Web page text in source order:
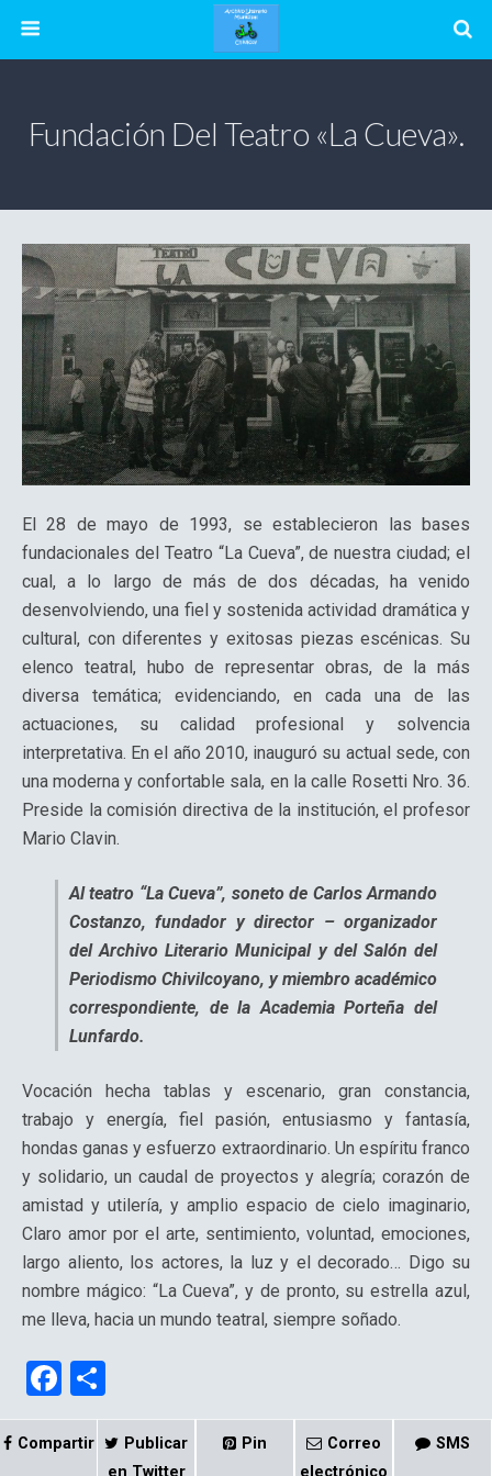
Fundación Del Teatro «La Cueva».
El 28 de mayo de 1993, se establecieron las bases
fundacionales del Teatro “La Cueva”, de nuestra ciudad; el
cual, a lo largo de más de dos décadas, ha venido
desenvolviendo, una fiel y sostenida actividad dramática y
cultural, con diferentes y exitosas piezas escénicas. Su
elenco teatral, hubo de representar obras, de la más
diversa temática; evidenciando, en cada una de las
actuaciones, su calidad profesional y solvencia
interpretativa. En el año 2010, inauguró su actual sede, con
una moderna y confortable sala, en la calle Rosetti Nro. 36.
Preside la comisión directiva de la institución, el profesor
Mario Clavin.
Al teatro “La Cueva”, soneto de Carlos Armando
Costanzo, fundador y director – organizador
del Archivo Literario Municipal y del Salón del
Periodismo Chivilcoyano, y miembro académico
correspondiente, de la Academia Porteña del
Lunfardo.
Vocación hecha tablas y escenario, gran constancia,
trabajo y energía, fiel pasión, entusiasmo y fantasía,
hondas ganas y esfuerzo extraordinario. Un espíritu franco
y solidario, un caudal de proyectos y alegría; corazón de
amistad y utilería, y amplio espacio de cielo imaginario,
Claro amor por el arte, sentimiento, voluntad, emociones,
largo aliento, los actores, la luz y el decorado… Digo su
nombre mágico: “La Cueva”, y de pronto, su estrella azul,
me lleva, hacia un mundo teatral, siempre soñado.
F
a
ce
o
m
Compartir
Publicar
en Twitter
Pin
Correo
electrónico
SMS